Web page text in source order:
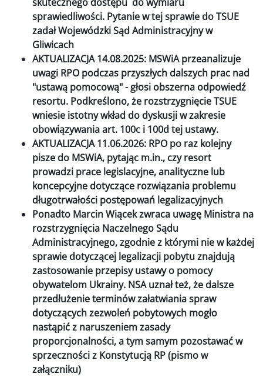
skutecznego dostępu do wymiaru
sprawiedliwości. Pytanie w tej sprawie do TSUE
zadał Wojewódzki Sąd Administracyjny w
Gliwicach
AKTUALIZACJA 14.08.2025: MSWiA przeanalizuje
uwagi RPO podczas przyszłych dalszych prac nad
"ustawą pomocową" - głosi obszerna odpowiedź
resortu. Podkreślono, że rozstrzygnięcie TSUE
wniesie istotny wkład do dyskusji w zakresie
obowiązywania art. 100c i 100d tej ustawy.
AKTUALIZACJA 11.06.2026: RPO po raz kolejny
pisze do MSWiA, pytając m.in., czy resort
prowadzi prace legislacyjne, analityczne lub
koncepcyjne dotyczące rozwiązania problemu
długotrwałości postępowań legalizacyjnych
Ponadto Marcin Wiącek zwraca uwagę Ministra na
rozstrzygnięcia Naczelnego Sądu
Administracyjnego, zgodnie z którymi nie w każdej
sprawie dotyczącej legalizacji pobytu znajdują
zastosowanie przepisy ustawy o pomocy
obywatelom Ukrainy. NSA uznał też, że dalsze
przedłużenie terminów załatwiania spraw
dotyczących zezwoleń pobytowych mogło
nastąpić z naruszeniem zasady
proporcjonalności, a tym samym pozostawać w
sprzeczności z Konstytucją RP (pismo w
załączniku)